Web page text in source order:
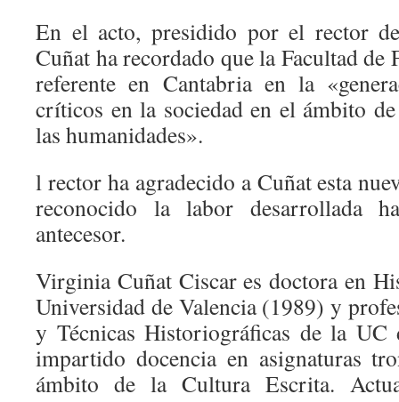
En el acto, presidido por el rector
Cuñat ha recordado que la Facultad
referente en Cantabria en la
críticos en la sociedad en el ámbito
las humanidades».
l rector ha agradecido a Cuñat esta
reconocido la labor desarrollada
antecesor.
Virginia Cuñat Ciscar es doctora en
Universidad de Valencia (1989) y
y Técnicas Historiográficas de la UC
impartido docencia en asignaturas
ámbito de la Cultura Escrita.